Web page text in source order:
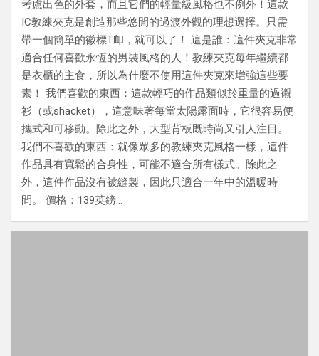
考慮出色的外套，而且它們的輕量級風格也不例外！這款
IC教練夾克是創造那些悠閒的過渡外觀的理想選擇。只需
帶一個簡單的徽標T卹，就可以了！ 這是誰：這件夾克非常
適合任何喜歡永恆的男裝風格的人！教練夾克每年繼續都
是衣櫃的主食，所以為什麼不使用這件夾克來增強這些要
素！ 我們喜歡的東西：這款輕巧的作品類似於重量的過襯
衫（或shacket），這意味著每當太陽露面時，它很容易便
攜式和可移動。除此之外，大型背板既時尚又引人注目。
我們不喜歡的東西：就像眾多的教練夾克風格一樣，這件
作品具有寬鬆的合身性，可能不適合所有樣式。除此之
外，這件作品沒有被縫製，因此只適合一年中的溫暖時
間。 價格：139英鎊…